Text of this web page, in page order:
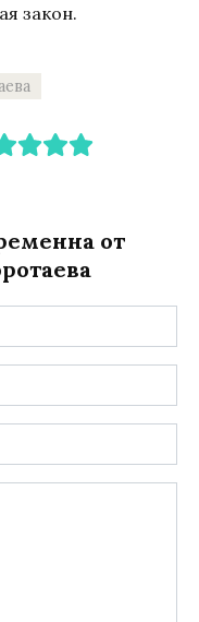
закон.
от